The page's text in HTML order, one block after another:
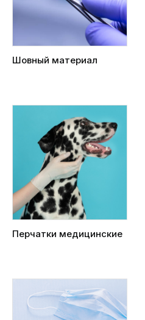
Шовный материал
Перчатки медицинские